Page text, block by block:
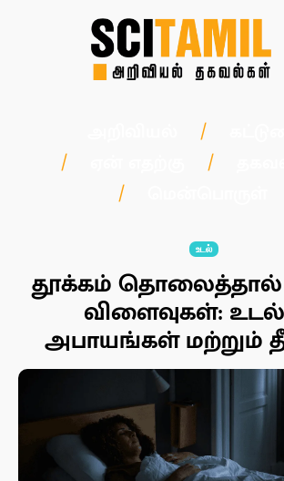
உடல்
தூக்கம் தொலைத்தால்
விளைவுகள்:
அபாயங்கள் மற்றும்